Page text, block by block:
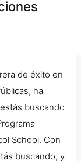
de éxito en
ha
buscando
School. Con
buscando, y